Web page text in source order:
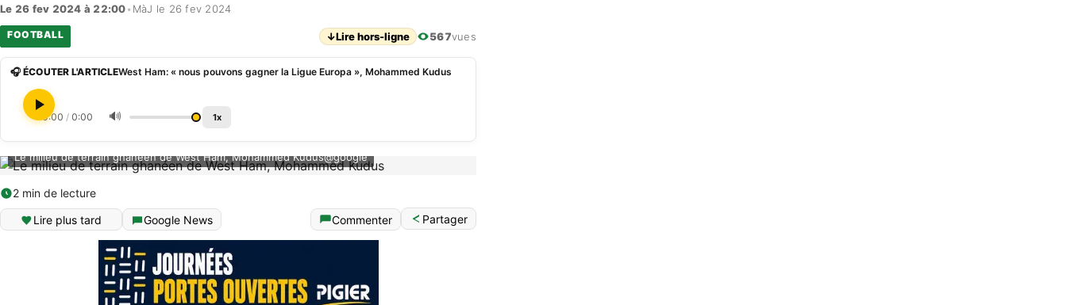
Le 26 fev 2024 à 22:00• MàJ le 26 fev 2024
FOOTBALL ↓Lire hors-ligne 567vues
🎧 ÉCOUTER L'ARTICLEWest Ham: « nous pouvons gagner la Ligue Europa », Mohammed Kudus
0:00 / 0:00 🔊 1x
Le milieu de terrain ghanéen de West Ham, Mohammed Kudus@google
2 min de lecture
Lire plus tard
Google News Commenter Partager